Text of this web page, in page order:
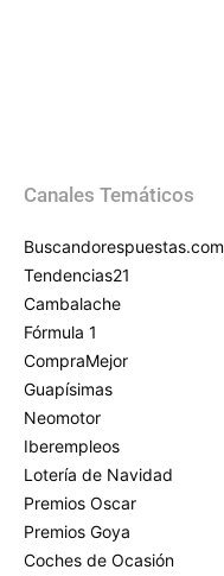
Canales Temáticos
Buscandorespuestas.com
Tendencias21
Cambalache
Fórmula 1
CompraMejor
Guapísimas
Neomotor
Iberempleos
Lotería de Navidad
Premios Oscar
Premios Goya
Coches de Ocasión